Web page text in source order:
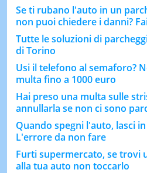
Se ti rubano l'auto in un
non puoi chiedere i danni?
Tutte le soluzioni di
di Torino
Usi il telefono al semaforo?
multa fino a 1000 euro
Hai preso una multa sulle
annullarla se non ci sono
Quando spegni l'auto, lasci
L'errore da non fare
Furti supermercato, se trovi
alla tua auto non toccarlo